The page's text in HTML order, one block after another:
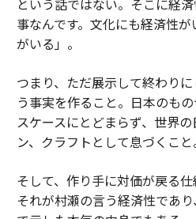
事なんです。文化にも経済性
がいる」。
つまり、ただ展示して終わり
う事実を作ること。日本のも
スケースにとどまらず、世界
ン、クラフトとして息づくこと
そして、作り手に対価が戻る仕
それが村瀬の言う経済性であ